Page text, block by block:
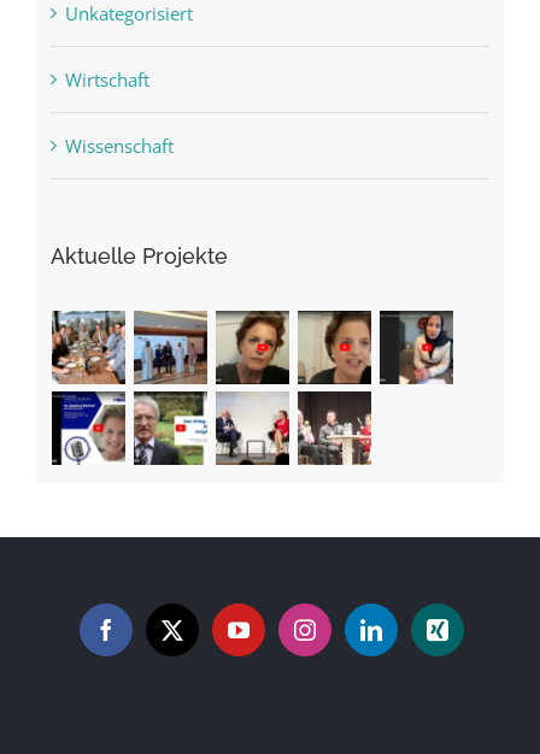
Unkategorisiert
Wirtschaft
Wissenschaft
Aktuelle Projekte